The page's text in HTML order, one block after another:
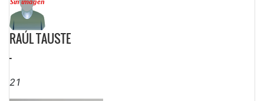
RAÚL TAUSTE
-
21